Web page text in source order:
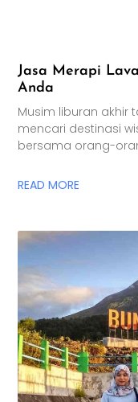
Jasa Merapi
Anda
Musim liburan akhir
mencari destinasi
bersama orang-
READ MORE